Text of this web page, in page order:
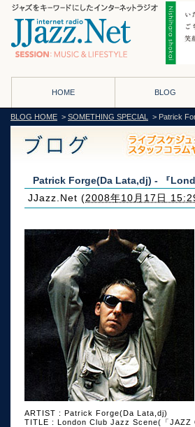
HOME BLOG
BLOG HOME > SOMETHING SPECIAL > Patrick
Patrick Forge(Da Lata,dj) - 『
JJazz.Net (2008年10月17日
ARTIST : Patrick Forge(Da Lata,dj)
TITLE : London Club Jazz Scene(「JAZZ